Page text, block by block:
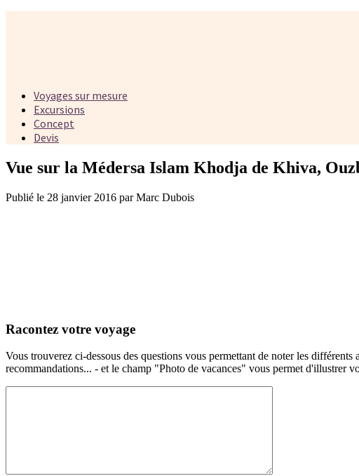
Voyages sur mesure
Excursions
Concept
Devis
Vue sur la Médersa Islam Khodja de Khiva,
Publié le 28 janvier 2016 par Marc Dubois
Racontez votre voyage
Vous trouverez ci-dessous des questions vous permettant de noter les
recommandations... - et le champ "Photo de vacances" vous permet d'illustrer